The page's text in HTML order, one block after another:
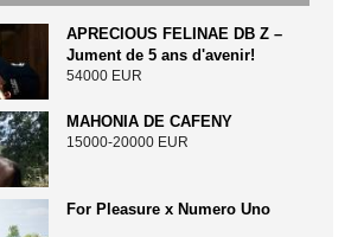
APRECIOUS FELINAE DB Z –
Jument de 5 ans d'avenir!
54000 EUR
MAHONIA DE CAFENY
15000-20000 EUR
For Pleasure x Numero Uno